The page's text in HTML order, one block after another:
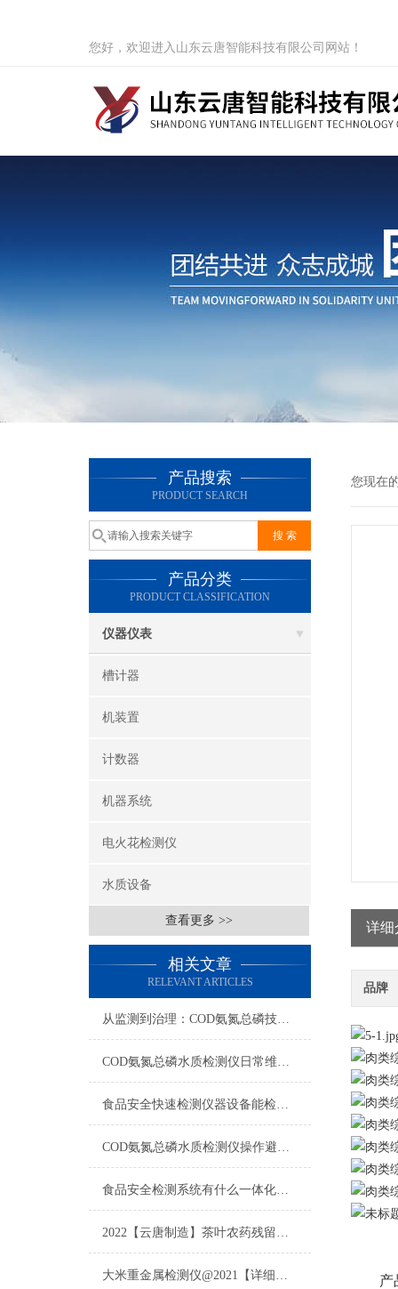
您好，欢迎进入山东云唐智能科技有限公司网站！
产品搜索
PRODUCT SEARCH
产品分类
PRODUCT CLASSIFICATION
仪器仪表
槽计器
机装置
计数器
机器系统
电火花检测仪
水质设备
查看更多 >>
相关文章
RELEVANT ARTICLES
从监测到治理：COD氨氮总磷技术的双领域实战解析
COD氨氮总磷水质检测仪日常维护与试剂管理，降低故障率就靠这几招
食品安全快速检测仪器设备能检什么？一张表说清适用范围
COD氨氮总磷水质检测仪操作避坑指南：这几个步骤直接影响数据准确性
食品安全检测系统有什么一体化配置·2023仪器仪表推荐·山东云唐
2022【云唐制造】茶叶农药残留检测仪多少钱一台@山东云唐仪器仪表制造
大米重金属检测仪@2021【详细版本】@专业检测大米重金属仪器仪表
您现在
详细
品牌
产品